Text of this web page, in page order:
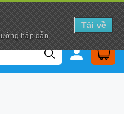
hấp dẫn
Tải về